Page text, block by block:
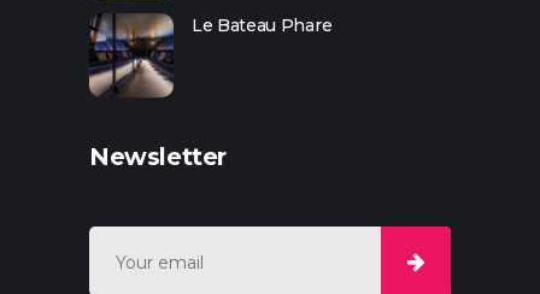
Le Bateau Phare
Newsletter